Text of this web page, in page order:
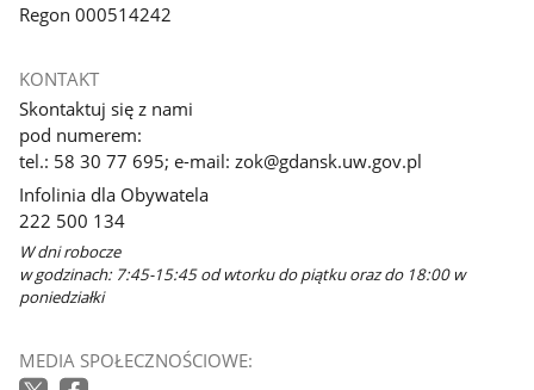
Regon 000514242
KONTAKT
Skontaktuj się z nami
pod numerem:
tel.: 58 30 77 695; e-mail: zok@gdansk.uw.gov.pl
Infolinia dla Obywatela
222 500 134
W dni robocze
w godzinach: 7:45-15:45 od wtorku do piątku oraz do 18:00 w
poniedziałki
MEDIA SPOŁECZNOŚCIOWE: